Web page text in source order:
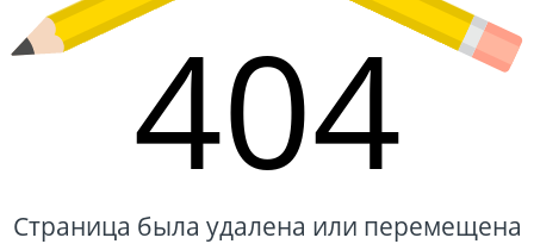
404
Страница была удалена или перемещена